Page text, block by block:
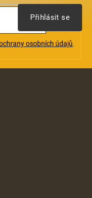
osobních údajů.
Přihlásit se